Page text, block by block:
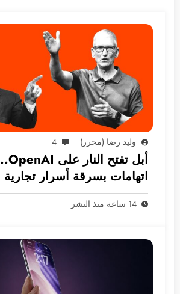
وليد رضا (محرر) 4
أبل تفتح النار على OpenAI..
اتهامات بسرقة أسرار تجارية
14 ساعة منذ النشر